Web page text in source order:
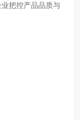
把控产品品质与